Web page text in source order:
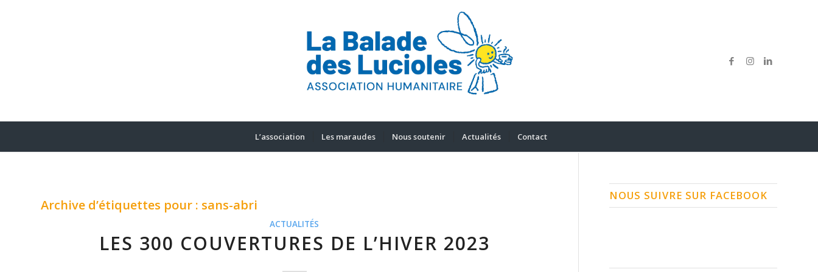
L’association Les maraudes Nous soutenir Actualités Contact
Archive d’étiquettes pour : sans-abri
ACTUALITÉS
LES 300 COUVERTURES DE L’HIVER 2023
NOUS SUIVRE SUR FACEBOOK